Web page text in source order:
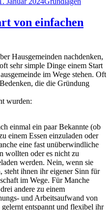
von einfachen
Hausgemeinden nachdenken,
sehr simple Dinge einem Start
im Wege stehen. Oft
die die Gründung
wurden:
einmal ein paar Bekannte (ob
einem Essen einzuladen oder
eine fast unüberwindliche
wollten oder es nicht zu
werden. Nein, wenn sie
steht ihnen ihr eigener Sinn für
im Wege. Für Manche
andere zu einem
und Arbeitsaufwand von
gelernt entspannt und flexibel ihr